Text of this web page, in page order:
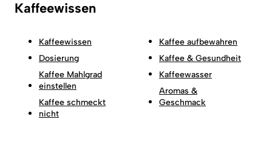
Kaffeewissen
Kaffeewissen
Dosierung
Kaffee Mahlgrad
einstellen
Kaffee schmeckt
nicht
Kaffee aufbewahren
Kaffee & Gesundheit
Kaffeewasser
Aromas &
Geschmack